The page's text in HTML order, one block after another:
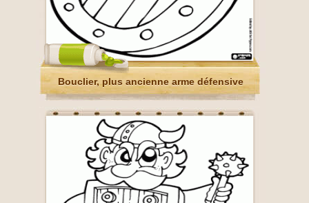
Bouclier, plus ancienne arme défensive